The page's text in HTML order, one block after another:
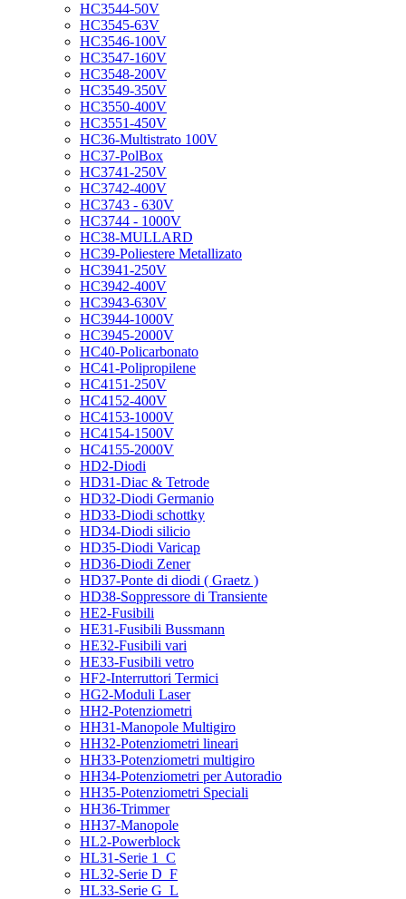
HC3544-50V
HC3545-63V
HC3546-100V
HC3547-160V
HC3548-200V
HC3549-350V
HC3550-400V
HC3551-450V
HC36-Multistrato 100V
HC37-PolBox
HC3741-250V
HC3742-400V
HC3743 - 630V
HC3744 - 1000V
HC38-MULLARD
HC39-Poliestere Metallizato
HC3941-250V
HC3942-400V
HC3943-630V
HC3944-1000V
HC3945-2000V
HC40-Policarbonato
HC41-Polipropilene
HC4151-250V
HC4152-400V
HC4153-1000V
HC4154-1500V
HC4155-2000V
HD2-Diodi
HD31-Diac & Tetrode
HD32-Diodi Germanio
HD33-Diodi schottky
HD34-Diodi silicio
HD35-Diodi Varicap
HD36-Diodi Zener
HD37-Ponte di diodi ( Graetz )
HD38-Soppressore di Transiente
HE2-Fusibili
HE31-Fusibili Bussmann
HE32-Fusibili vari
HE33-Fusibili vetro
HF2-Interruttori Termici
HG2-Moduli Laser
HH2-Potenziometri
HH31-Manopole Multigiro
HH32-Potenziometri lineari
HH33-Potenziometri multigiro
HH34-Potenziometri per Autoradio
HH35-Potenziometri Speciali
HH36-Trimmer
HH37-Manopole
HL2-Powerblock
HL31-Serie 1_C
HL32-Serie D_F
HL33-Serie G_L